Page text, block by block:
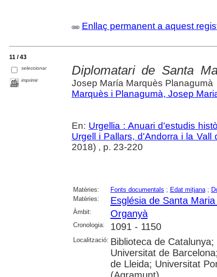
Enllaç permanent a aquest
11 / 43
seleccionar
imprimir
Diplomatari de Santa
Josep María Marquès Planagumà
Marquès i Planagumà, Josep
En: Urgellia : Anuari d'estudis
Urgell i Pallars, d'Andorra i la Vall
2018) , p. 23-220
Matèries: Fonts documentals ; Edat mitjana;
Matèries:
Església de Santa
Àmbit: Organyà
Cronologia: 1091 - 1150
Localització: Biblioteca de
Universitat de
de Lleida; Universitat